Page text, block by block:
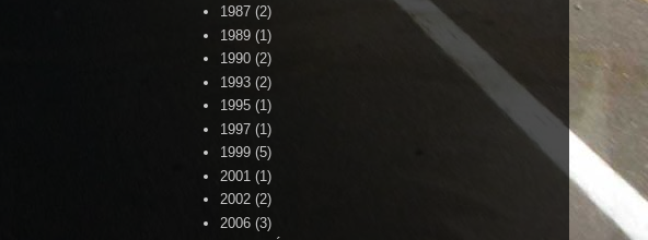
1987 (2)
1989 (1)
1990 (2)
1993 (2)
1995 (1)
1997 (1)
1999 (5)
2001 (1)
2002 (2)
2006 (3)